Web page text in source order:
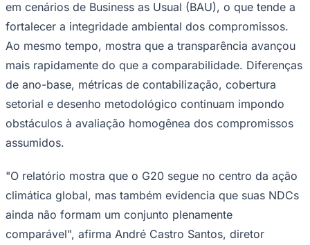
Corinthians
em cenários de Business as Usual (BAU), o que tende a
fortalecer a integridade ambiental dos compromissos.
Ao mesmo tempo, mostra que a transparência avançou
mais rapidamente do que a comparabilidade. Diferenças
de ano-base, métricas de contabilização, cobertura
setorial e desenho metodológico continuam impondo
obstáculos à avaliação homogênea dos compromissos
assumidos.
"O relatório mostra que o G20 segue no centro da ação
climática global, mas também evidencia que suas NDCs
ainda não formam um conjunto plenamente
comparável", afirma André Castro Santos, diretor